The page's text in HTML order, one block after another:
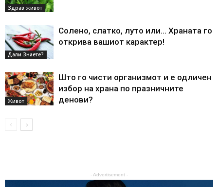
Здрав живот
Дали Знаете?
Солено, слатко, луто или… Храната го
открива вашиот карактер!
Живот
Што го чисти организмот и е одличен
избор на храна по празничните
денови?
- Advertisement -